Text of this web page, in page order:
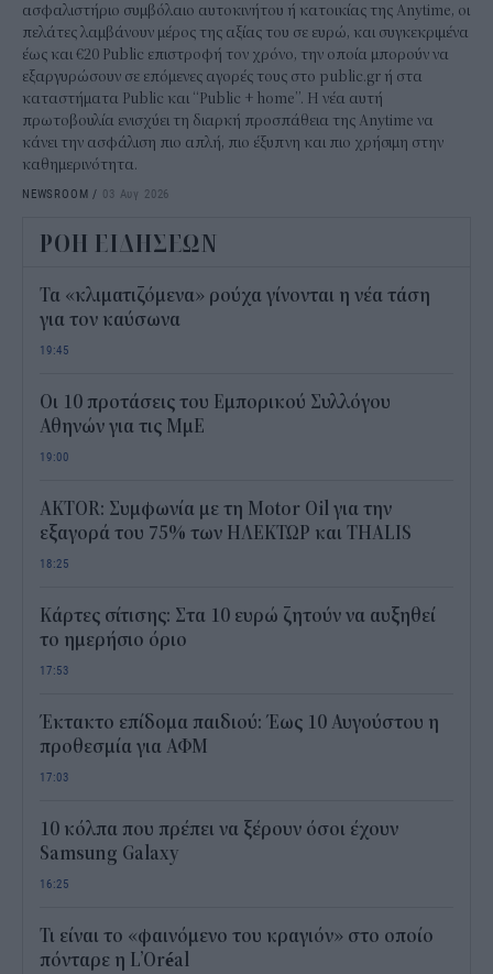
ασφαλιστήριο συμβόλαιο αυτοκινήτου ή κατοικίας της Anytime, οι
πελάτες λαμβάνουν μέρος της αξίας του σε ευρώ, και συγκεκριμένα
έως και €20 Public επιστροφή τον χρόνο, την οποία μπορούν να
εξαργυρώσουν σε επόμενες αγορές τους στο public.gr ή στα
καταστήματα Public και “Public + home”. Η νέα αυτή
πρωτοβουλία ενισχύει τη διαρκή προσπάθεια της Anytime να
κάνει την ασφάλιση πιο απλή, πιο έξυπνη και πιο χρήσιμη στην
καθημερινότητα.
NEWSROOM / 03 Αυγ 2026
ΡΟΗ ΕΙΔΗΣΕΩΝ
Τα «κλιματιζόμενα» ρούχα γίνονται η νέα τάση
για τον καύσωνα
19:45
Οι 10 προτάσεις του Εμπορικού Συλλόγου
Αθηνών για τις ΜμΕ
19:00
AKTOR: Συμφωνία με τη Motor Oil για την
εξαγορά του 75% των ΗΛΕΚΤΩΡ και THALIS
18:25
Κάρτες σίτισης: Στα 10 ευρώ ζητούν να αυξηθεί
το ημερήσιο όριο
17:53
Έκτακτο επίδομα παιδιού: Έως 10 Αυγούστου η
προθεσμία για ΑΦΜ
17:03
10 κόλπα που πρέπει να ξέρουν όσοι έχουν
Samsung Galaxy
16:25
Τι είναι το «φαινόμενο του κραγιόν» στο οποίο
πόνταρε η L’Oréal